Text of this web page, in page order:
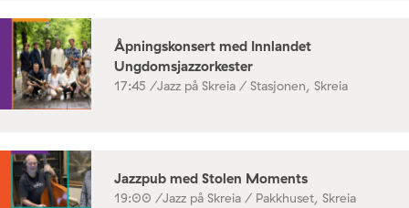
Åpningskonsert med Innlandet
Ungdomsjazzorkester
17:45 /Jazz på Skreia / Stasjonen, Skreia
Jazzpub med Stolen Moments
19:00 /Jazz på Skreia / Pakkhuset, Skreia